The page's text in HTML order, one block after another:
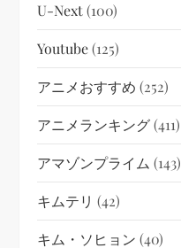
U-Next(100)
Youtube(125)
アニメおすすめ (252)
アニメランキング(411)
アマゾンプライム (143)
キムテリ (42)
キム・ソヒョン (40)